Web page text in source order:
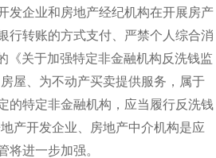
发企业和房地产经纪机构在开展房产
行转账的方式支付、严禁个人综合消
《关于加强特定非金融机构反洗钱监
屋、为不动产买卖提供服务，属于
的特定非金融机构，应当履行反洗钱
产开发企业、房地产中介机构是应
将进一步加强。